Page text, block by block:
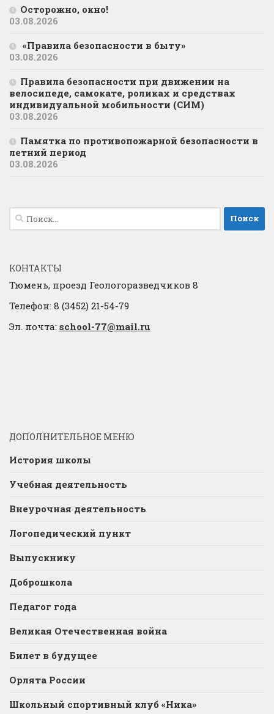
Осторожно, окно!
03.08.2026
«Правила безопасности в быту»
03.08.2026
Правила безопасности при движении на
велосипеде, самокате, роликах и средствах
индивидуальной мобильности (СИМ)
03.08.2026
Памятка по противопожарной безопасности в
летний период
03.08.2026
Найти:
КОНТАКТЫ
Тюмень, проезд Геологоразведчиков 8
Телефон: 8 (3452) 21-54-79
Эл. почта: school-77@mail.ru
ДОПОЛНИТЕЛЬНОЕ МЕНЮ
История школы
Учебная деятельность
Внеурочная деятельность
Логопедический пункт
Выпускнику
Доброшкола
Педагог года
Великая Отечественная война
Билет в будущее
Орлята России
Школьный спортивный клуб «Ника»